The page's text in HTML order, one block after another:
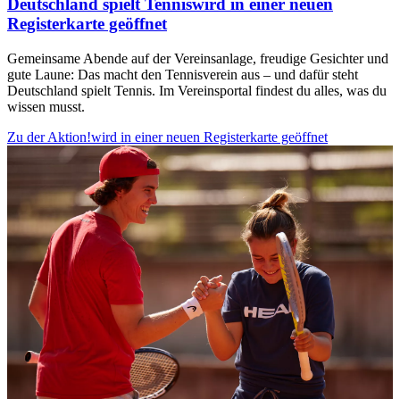
Deutschland spielt Tenniswird in einer neuen
Registerkarte geöffnet
Gemeinsame Abende auf der Vereinsanlage, freudige Gesichter und
gute Laune: Das macht den Tennisverein aus – und dafür steht
Deutschland spielt Tennis. Im Vereinsportal findest du alles, was du
wissen musst.
Zu der Aktion!wird in einer neuen Registerkarte geöffnet